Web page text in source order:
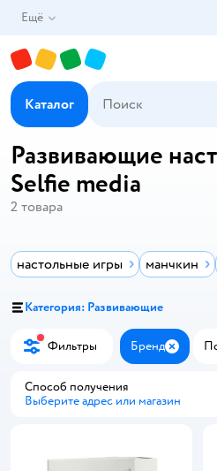
Ещё
Каталог
Развивающие
Selfie media
2 товара
настольные игры манчкин
Категория: Развивающие
Фильтры Бренд Закрыть
Способ получения
Выберите адрес или магазин